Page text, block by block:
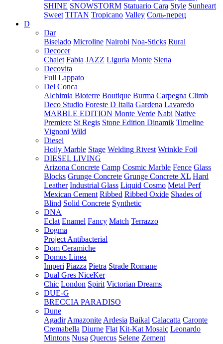
SHINE SNOWSTORM Statuario Cara Style Sunheart
Sweet TITAN Tropicano Valley Соль-перец
D
Dar
Biselado Microline Nairobi Noa-Sticks Rural
Decocer
Chalet Fabia JAZZ Liguria Monte Siena
Decovita
Full Lappato
Del Conca
Alchimia Bioterre Boutique Burma Carpegna Climb
Deco Studio Foreste D Italia Gardena Lavaredo
MARBLE EDITION Monte Verde Nabi Native
Premiere St Regis Stone Edition Dinamik Timeline
Vignoni Wild
Diesel
Hoily Marble Stage Welding Rivest Wrinkle Foil
DIESEL LIVING
Arizona Concrete Camp Cosmic Marble Fence Glass
Blocks Grunge Concrete Grunge Concrete XL Hard
Leather Industrial Glass Liquid Cosmo Metal Perf
Mexican Cement Ribbed Ribbed Oxide Shades of
Blind Solid Concrete Synthetic
DNA
Eclat Enamel Fancy Match Terrazzo
Dogma
Project Antibacterial
Dom Ceramiche
Domus Linea
Imperi Piazza Pietra Strade Romane
Dual Gres NiceKer
Chic London Spirit Victorian Dreams
DUE-G
BRECCIA PARADISO
Dune
Agadir Amazonite Ardesia Baikal Calacatta Caronte
Cremabella Diurne Flat Kit-Kat Mosaic Leonardo
Mintons Nusa Quercus Selene Zement